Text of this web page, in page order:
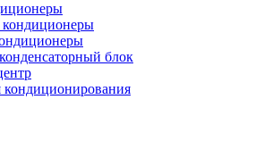
блок
кондиционирования